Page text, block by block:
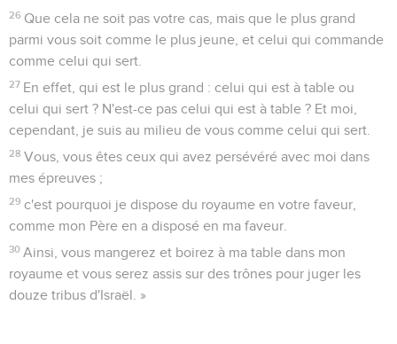
26 Que cela ne soit pas votre cas, mais que le plus grand
parmi vous soit comme le plus jeune, et celui qui commande
comme celui qui sert.
27 En effet, qui est le plus grand : celui qui est à table ou
celui qui sert ? N'est-ce pas celui qui est à table ? Et moi,
cependant, je suis au milieu de vous comme celui qui sert.
28 Vous, vous êtes ceux qui avez persévéré avec moi dans
mes épreuves ;
29 c'est pourquoi je dispose du royaume en votre faveur,
comme mon Père en a disposé en ma faveur.
30 Ainsi, vous mangerez et boirez à ma table dans mon
royaume et vous serez assis sur des trônes pour juger les
douze tribus d'Israël. »